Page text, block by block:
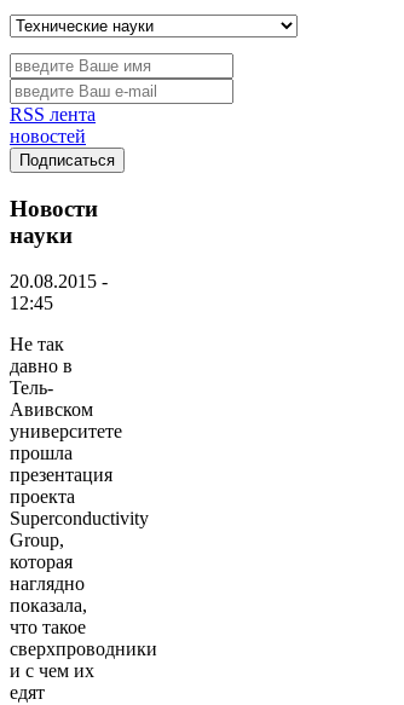
RSS лента
новостей
Новости
науки
20.08.2015 -
12:45
Не так
давно в
Тель-
Авивском
университете
прошла
презентация
проекта
Superconductivity
Group,
которая
наглядно
показала,
что такое
сверхпроводники
и с чем их
едят